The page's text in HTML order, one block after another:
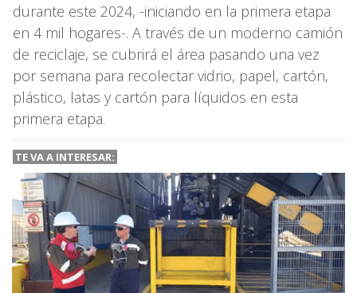
durante este 2024, -iniciando en la primera etapa
en 4 mil hogares-. A través de un moderno camión
de reciclaje, se cubrirá el área pasando una vez
por semana para recolectar vidrio, papel, cartón,
plástico, latas y cartón para líquidos en esta
primera etapa.
TE VA A INTERESAR: